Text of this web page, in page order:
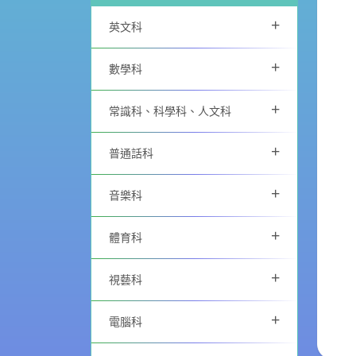
英文科 +
數學科 +
常識科、科學科、人文科 +
普通話科 +
音樂科 +
體育科 +
視藝科 +
電腦科
+